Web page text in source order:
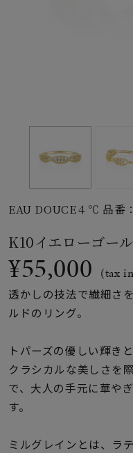
誕生石
石の色
ファッションテイス
ト
着用シーン
コレクション
レディース
EAU DOUCE４℃ 品番
K10イエローゴー
¥55,000 (tax
透かしの技法で繊細さ
ルドのリング。
トパーズの優しい輝き
クラシカルな美しさを
で、大人の手元に華や
す。
ミルグレインとは、ラ